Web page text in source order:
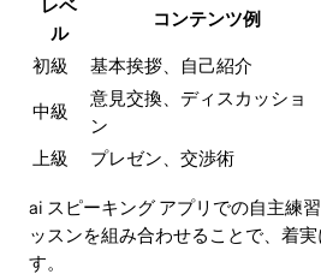
レベ
ル
コンテンツ例
初級 基本挨拶、自己紹介
中級
意見交換、ディスカッショ
ン
上級 プレゼン、交渉術
ai スピーキング アプリでの自主練
ッスンを組み合わせることで、着
す。